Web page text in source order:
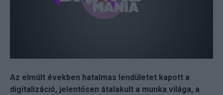
Az elmúlt években hatalmas lendületet kapott a
digitalizáció, jelentősen átalakult a munka világa, a